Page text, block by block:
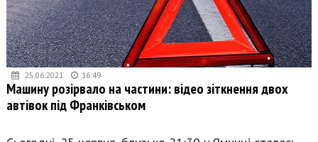
25.06.2021 16:49
Машину розірвало на частини: відео зіткнення двох
автівок під Франківськом